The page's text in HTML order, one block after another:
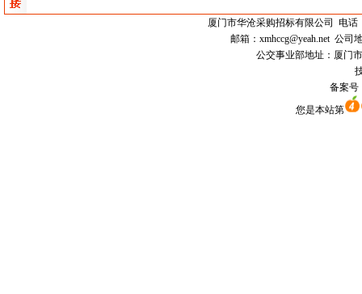
厦门市华沧采购招标有限公司
电话
邮箱： xmhccg@yeah.net公司地
公交事业部地址：厦门
备案
您是本站第